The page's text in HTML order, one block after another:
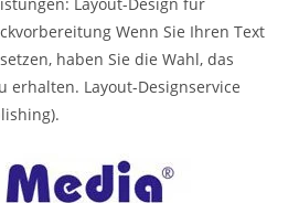
Wenn Sie Ihren Text
haben Sie die Wahl, das
erhalten. Layout-Designservice